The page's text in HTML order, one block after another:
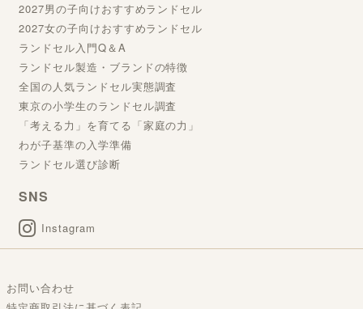
2027男の子向けおすすめランドセル
2027女の子向けおすすめランドセル
ランドセル入門Q＆A
ランドセル製造・ブランドの特徴
全国の人気ランドセル実態調査
東京の小学生のランドセル調査
「考える力」を育てる「家庭の力」
わが子基準の入学準備
ランドセル選び診断
SNS
Instagram
お問い合わせ